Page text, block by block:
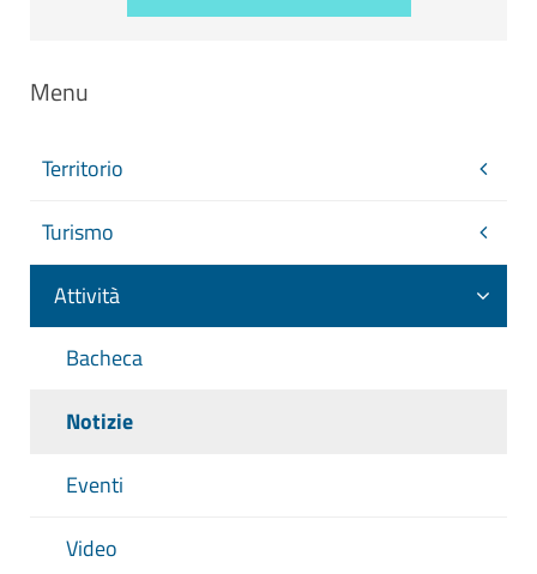
Menu
Territorio
Turismo
Attività
Bacheca
Notizie
Eventi
Video